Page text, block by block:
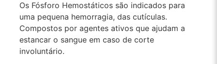
Os Fósforo Hemostáticos são indicados para
uma pequena hemorragia, das cutículas.
Compostos por agentes ativos que ajudam a
estancar o sangue em caso de corte
involuntário.